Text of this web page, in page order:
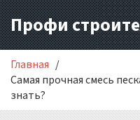
Профи
Главная
Самая прочная смесь
знать?